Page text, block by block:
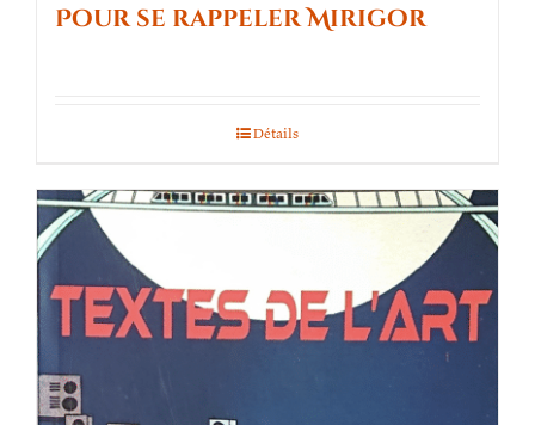
Pour se rappeler Mirigor
Détails